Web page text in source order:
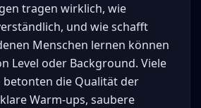
tragen wirklich, wie
und wie schafft
Menschen lernen können
Level oder Background. Viele
betonten die Qualität der
Warm-ups, saubere